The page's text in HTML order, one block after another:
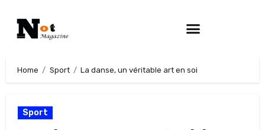
Home Sport La danse, un véritable art en soi
Sport